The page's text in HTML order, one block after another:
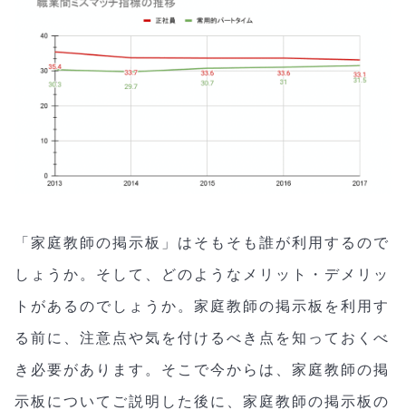
「家庭教師の掲示板」はそもそも誰が利用するので
しょうか。そして、どのようなメリット・デメリッ
トがあるのでしょうか。家庭教師の掲示板を利用す
る前に、注意点や気を付けるべき点を知っておくべ
き必要があります。そこで今からは、家庭教師の掲
示板についてご説明した後に、家庭教師の掲示板の